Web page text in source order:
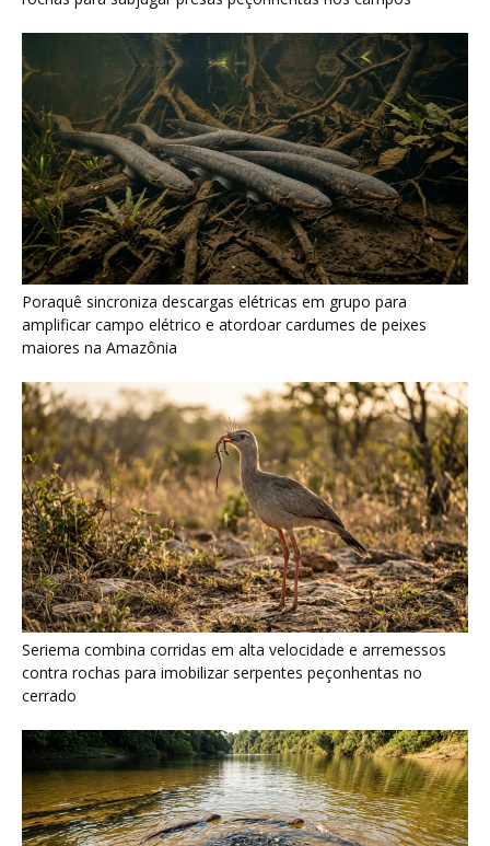
Seriema combina corridas em alta velocidade e arremessos
contra rochas para imobilizar serpentes peçonhentas no
cerrado
Ariranha sincroniza caça coletiva com vocalização subaquática
e cerca cardumes em rios rasos da Amazônia